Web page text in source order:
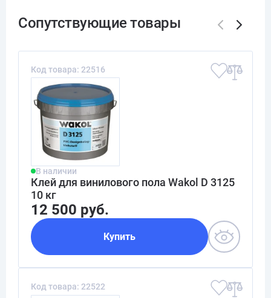
Код товара: 22516
В наличии
Клей для винилового пола Wakol D 3125
10 кг
12 500 руб.
Купить
Код товара: 22522